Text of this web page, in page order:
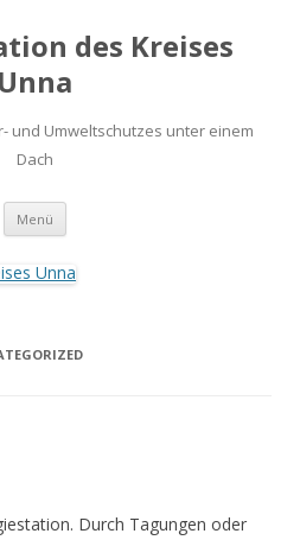
des Kreises
Unna
und Umweltschutzes unter einem
Dach
Menü Zum
springen
Durch Tagungen oder